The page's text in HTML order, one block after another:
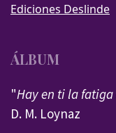
Ediciones Deslinde
ÁLBUM
"Hay en ti la
D. M. Loynaz